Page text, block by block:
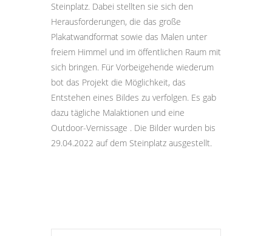
Steinplatz. Dabei stellten sie sich den
Herausforderungen, die das große
Plakatwandformat sowie das Malen unter
freiem Himmel und im öffentlichen Raum mit
sich bringen. Für Vorbeigehende wiederum
bot das Projekt die Möglichkeit, das
Entstehen eines Bildes zu verfolgen. Es gab
dazu tägliche Malaktionen und eine
Outdoor-Vernissage . Die Bilder wurden bis
29.04.2022 auf dem Steinplatz ausgestellt.